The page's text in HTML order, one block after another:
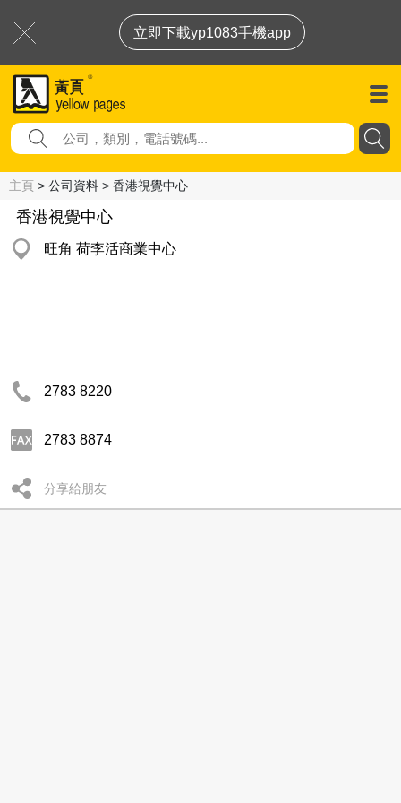
立即下載yp1083手機app
主頁 > 公司資料 > 香港視覺中心
香港視覺中心
旺角 荷李活商業中心
2783 8220
2783 8874
分享給朋友